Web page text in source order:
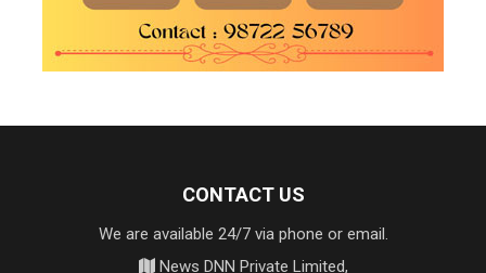
CONTACT US
We are available 24/7 via phone or email.
News DNN Private Limited,